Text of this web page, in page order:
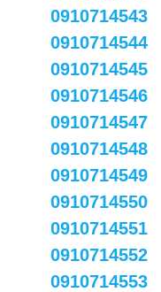
0910714543
0910714544
0910714545
0910714546
0910714547
0910714548
0910714549
0910714550
0910714551
0910714552
0910714553